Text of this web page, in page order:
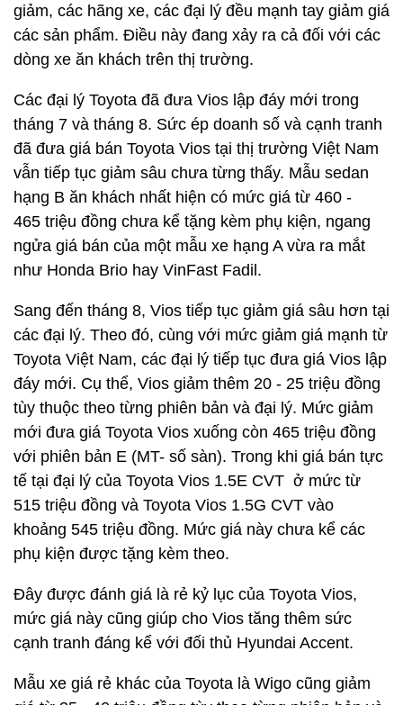
giảm, các hãng xe, các đại lý đều mạnh tay giảm giá
các sản phẩm. Điều này đang xảy ra cả đối với các
dòng xe ăn khách trên thị trường.
Các đại lý Toyota đã đưa Vios lập đáy mới trong
tháng 7 và tháng 8. Sức ép doanh số và cạnh tranh
đã đưa giá bán Toyota Vios tại thị trường Việt Nam
vẫn tiếp tục giảm sâu chưa từng thấy. Mẫu sedan
hạng B ăn khách nhất hiện có mức giá từ 460 -
465 triệu đồng chưa kể tặng kèm phụ kiện, ngang
ngửa giá bán của một mẫu xe hạng A vừa ra mắt
như Honda Brio hay VinFast Fadil.
Sang đến tháng 8, Vios tiếp tục giảm giá sâu hơn tại
các đại lý. Theo đó, cùng với mức giảm giá mạnh từ
Toyota Việt Nam, các đại lý tiếp tục đưa giá Vios lập
đáy mới. Cụ thể, Vios giảm thêm 20 - 25 triệu đồng
tùy thuộc theo từng phiên bản và đại lý. Mức giảm
mới đưa giá Toyota Vios xuống còn 465 triệu đồng
với phiên bản E (MT- số sàn). Trong khi giá bán tực
tế tại đại lý của Toyota Vios 1.5E CVT ở mức từ
515 triệu đồng và Toyota Vios 1.5G CVT vào
khoảng 545 triệu đồng. Mức giá này chưa kể các
phụ kiện được tặng kèm theo.
Đây được đánh giá là rẻ kỷ lục của Toyota Vios,
mức giá này cũng giúp cho Vios tăng thêm sức
cạnh tranh đáng kể với đối thủ Hyundai Accent.
Mẫu xe giá rẻ khác của Toyota là Wigo cũng giảm